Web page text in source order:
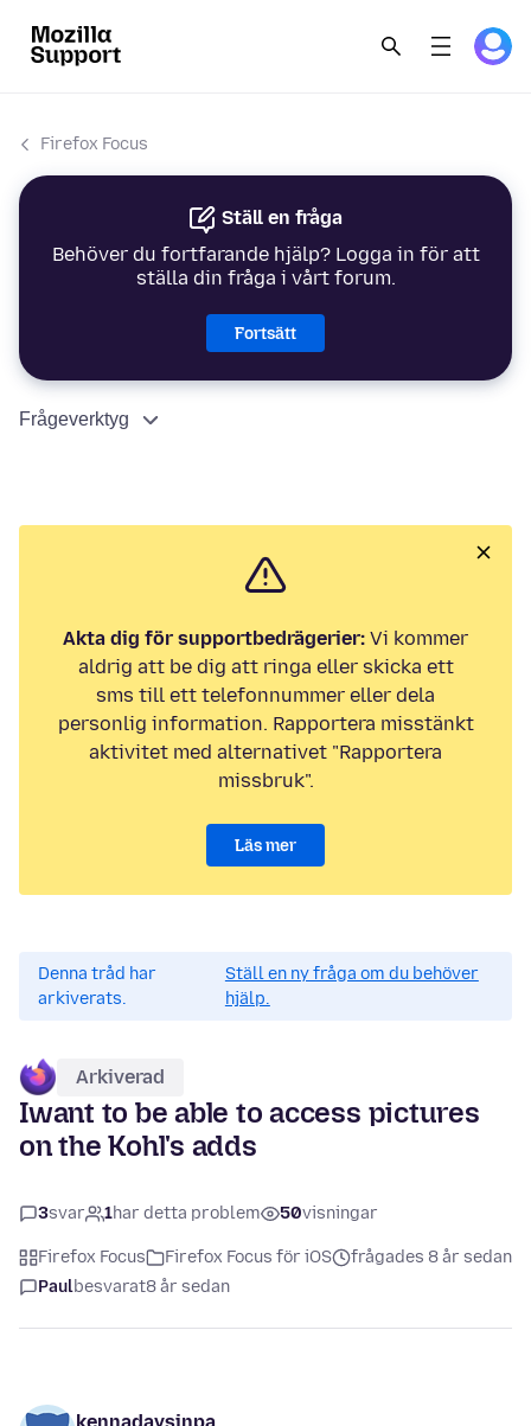
Firefox Focus
Ställ en fråga
Behöver du fortfarande hjälp? Logga in för att
ställa din fråga i vårt forum.
Fortsätt
Frågeverktyg
Akta dig för supportbedrägerier: Vi kommer
aldrig att be dig att ringa eller skicka ett
sms till ett telefonnummer eller dela
personlig information. Rapportera misstänkt
aktivitet med alternativet "Rapportera
missbruk".
Läs mer
Denna tråd har
arkiverats.
Ställ en ny fråga om du behöver
hjälp.
Arkiverad
Iwant to be able to access pictures
on the Kohl's adds
3svar 1har detta problem 50visningar
Firefox Focus Firefox Focus för iOS
frågades 8 år sedan
Paulbesvarat8 år sedan